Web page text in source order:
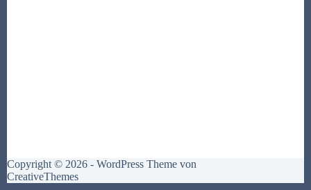
Copyright © 2026 - WordPress Theme von
CreativeThemes